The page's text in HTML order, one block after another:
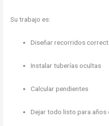
Su trabajo es:
Diseñar recorridos
Instalar tuberías ocultas
Calcular pendientes
Dejar todo listo para años